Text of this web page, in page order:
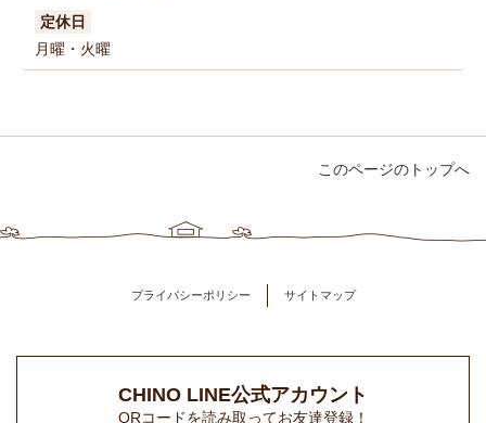
定休日
月曜・火曜
このページのトップへ
プライバシーポリシー サイトマップ
CHINO LINE公式アカウント
QRコードを読み取ってお友達登録！